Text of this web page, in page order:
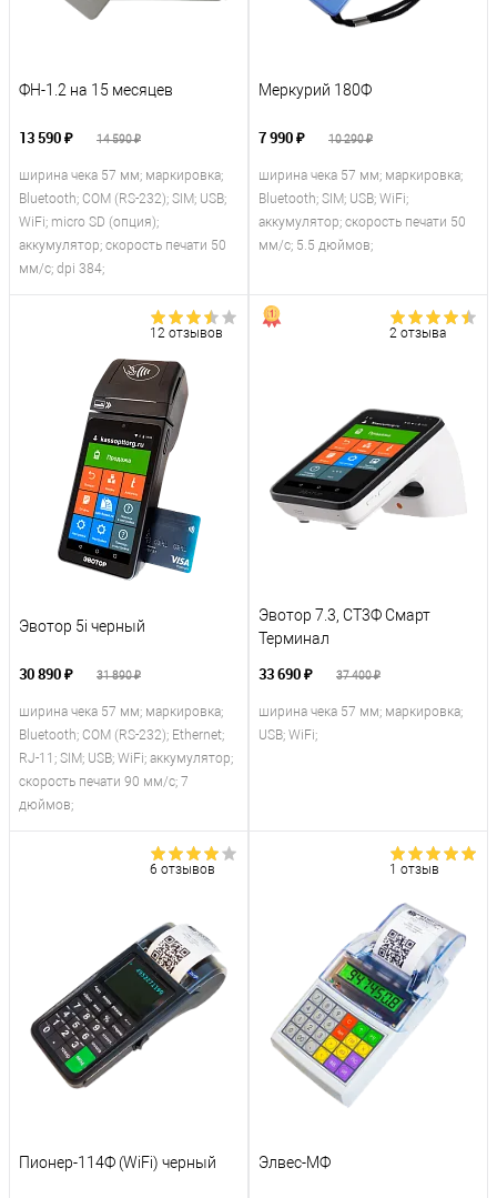
ФН-1.2 на 15 месяцев
13 590 ₽ 14 590 ₽
ширина чека 57 мм; маркировка;
Bluetooth; COM (RS-232); SIM; USB;
WiFi; micro SD (опция);
аккумулятор; скорость печати 50
мм/с; dpi 384;
Меркурий 180Ф
7 990 ₽ 10 290 ₽
ширина чека 57 мм; маркировка;
Bluetooth; SIM; USB; WiFi;
аккумулятор; скорость печати 50
мм/с; 5.5 дюймов;
12 отзывов
Эвотор 5i черный
30 890 ₽ 31 890 ₽
ширина чека 57 мм; маркировка;
Bluetooth; COM (RS-232); Ethernet;
RJ-11; SIM; USB; WiFi; аккумулятор;
скорость печати 90 мм/с; 7
дюймов;
2 отзыва
Эвотор 7.3, СТ3Ф Смарт
Терминал
33 690 ₽ 37 400 ₽
ширина чека 57 мм; маркировка;
USB; WiFi;
6 отзывов
Пионер-114Ф (WiFi) черный
1 отзыв
Элвес-МФ